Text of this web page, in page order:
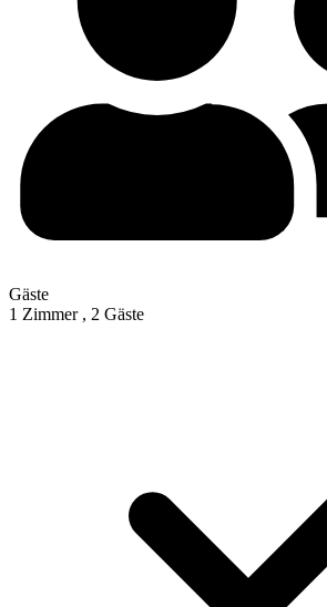
Gäste
1 Zimmer , 2 Gäste